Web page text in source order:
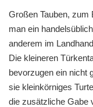
Großen Tauben, zum
man ein
anderem im
Die kleineren
bevorzugen ein nicht
sie kleinkörniges
die zusätzliche Gabe